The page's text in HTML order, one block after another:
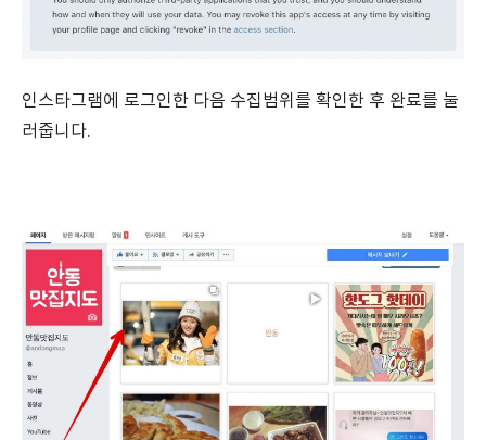
인스타그램에 로그인한 다음 수집범위를 확인한 후 완료를 눌
러줍니다.